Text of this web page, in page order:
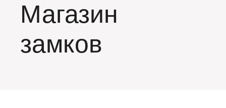
Магазин
замков